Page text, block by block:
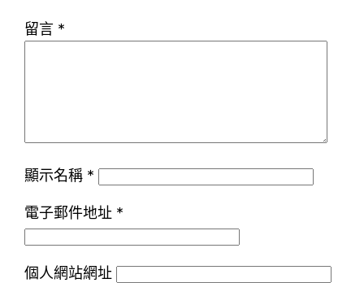
留言 *
顯示名稱 *
電子郵件地址 *
個人網站網址